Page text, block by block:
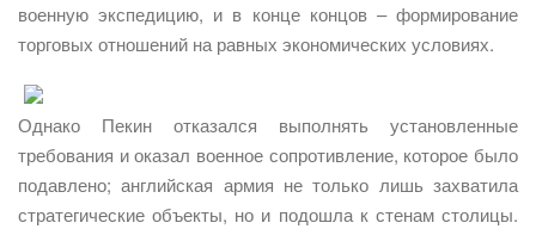
военную экспедицию, и в конце концов – формирование
торговых отношений на равных экономических условиях.
Однако Пекин отказался выполнять установленные
требования и оказал военное сопротивление, которое было
подавлено; английская армия не только лишь захватила
стратегические объекты, но и подошла к стенам столицы.